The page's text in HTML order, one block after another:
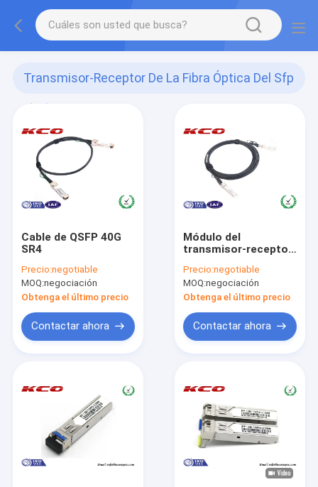
Transmisor-Receptor De La Fibra Óptica Del Sfp
Cable de QSFP 40G
SR4
Precio:negotiable
MOQ:negociación
Obtenga el último precio
Contactar ahora
Módulo del
transmisor-receptor
Precio:negotiable
MOQ:negociación
Obtenga el último precio
Contactar ahora